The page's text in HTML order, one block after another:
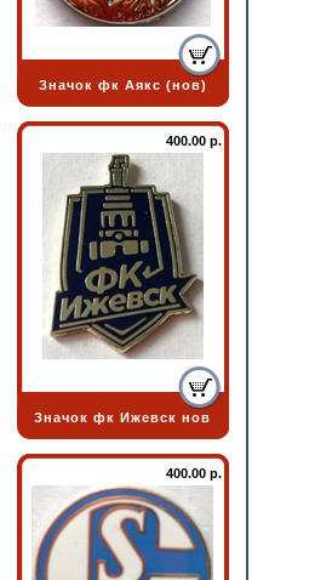
Значок фк Аякс (нов)
400.00 р.
Значок фк Ижевск нов
400.00 р.